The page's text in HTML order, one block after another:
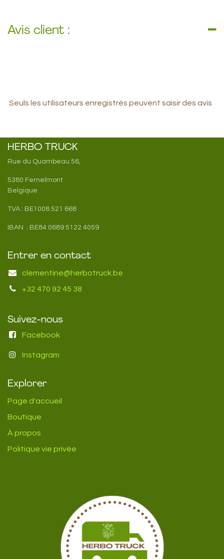
Avis client :
Seuls les utilisateurs enregistrés peuvent saisir des avis
HERBO TRUCK
Rue du Quambeau 56,
5380 Fernelmont
Belgique
TVA : BE1008 521 668
IBAN : BE84 0689 5122 4059
Entrer en contact
clementine@herbotruck.be
+32 470 92 45 38
Suivez-nous
Facebook
Instagram
Explorer
Page d'accueil
Boutique
À propos
Politique vie privée